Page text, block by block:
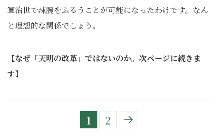
軍治世で辣腕をふるうことが可能になったわけです。なん
と理想的な関係でしょう。
【なぜ「天明の改革」ではないのか。次ページに続きま
す】
1 2